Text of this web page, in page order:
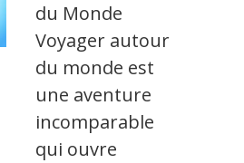
du Monde
Voyager autour
du monde est
une aventure
incomparable
qui ouvre